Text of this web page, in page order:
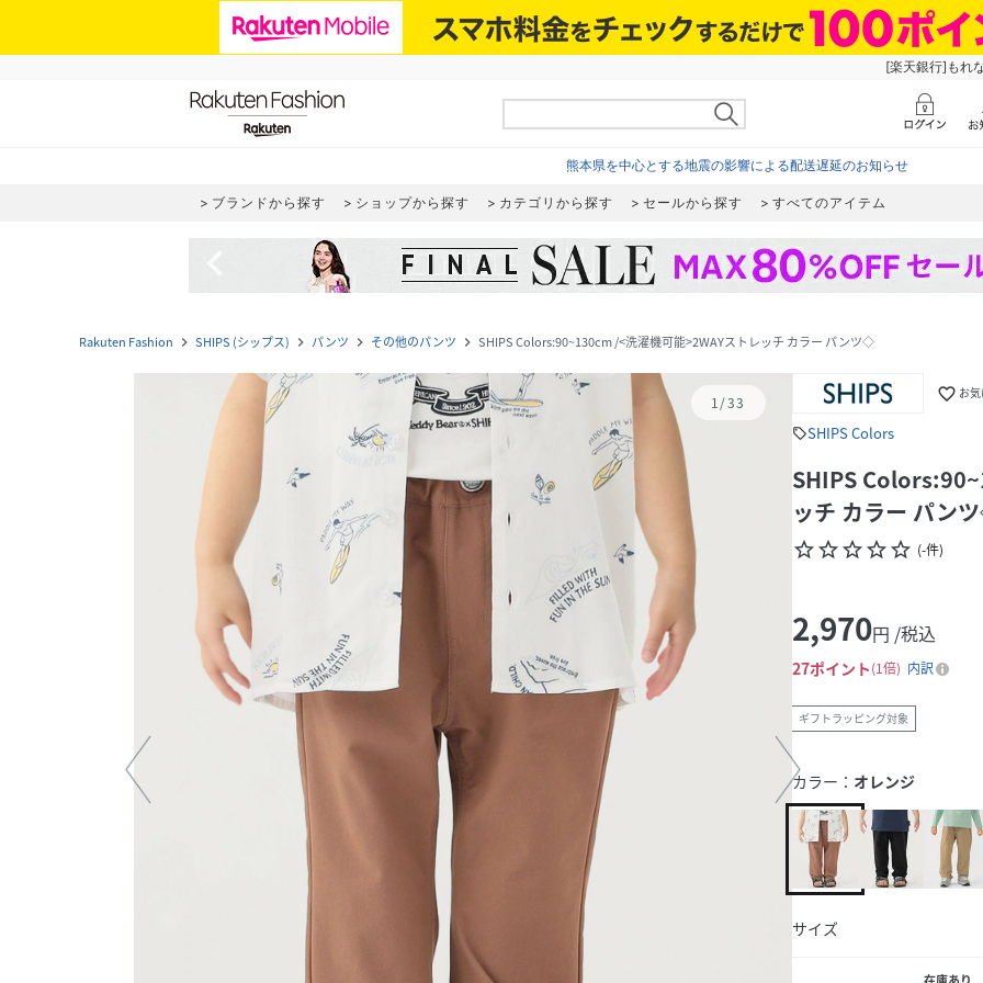
[楽天銀行]もれ
熊本県を中心とする地震の影響による配送遅延のお知らせ
ブランドから探す ショップから探す カテゴリから探す セールから探す すべてのアイテム
Rakuten Fashion navigate_next SHIPS (シップス) navigate_next パンツ navigate_next その他のパンツ navigate_next SHIPS Colors:90~130cm /<洗濯機可能>2WAYストレッチ カラー パンツ◇
1/33 favorite_border お
sellSHIPS Colors
SHIPS
ッチ カラー パン
star_borderstar_borderstar_borderstar_borderstar_border (-件)
2,970円 /税込
27ポイント 1倍 内訳
ギフトラッピング対象
カラー： オレンジ
サイズ